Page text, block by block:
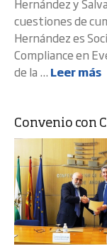
Hernández y
cuestiones de
Hernández es
Compliance en
de la ... Leer más
Convenio con